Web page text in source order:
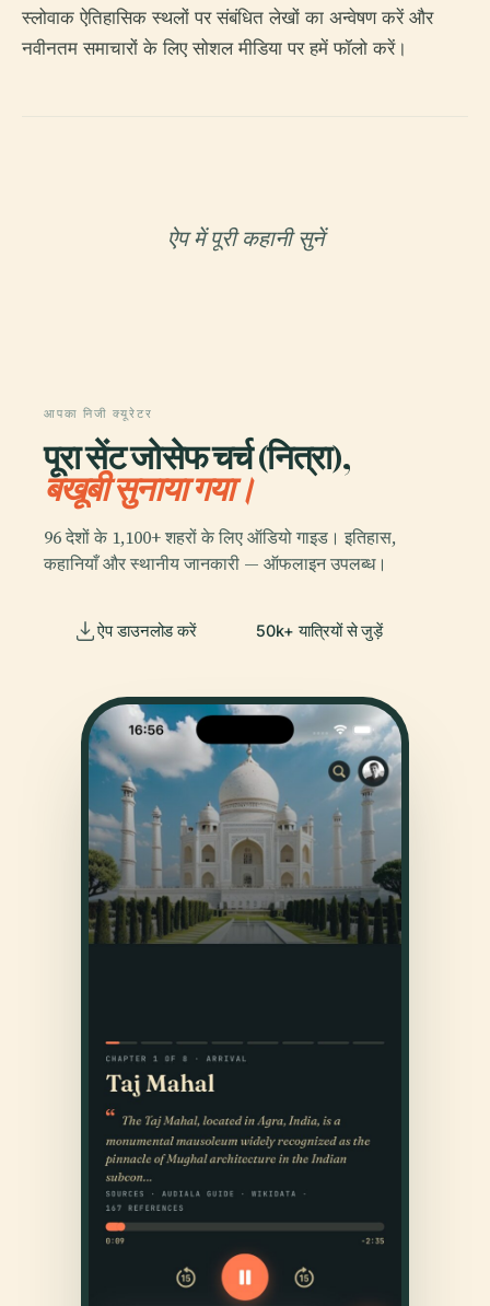
स्लोवाक ऐतिहासिक स्थलों पर संबंधित लेखों का अन्वेषण करें और
नवीनतम समाचारों के लिए सोशल मीडिया पर हमें फॉलो करें।
ऐप में पूरी कहानी सुनें
आपका निजी क्यूरेटर
पूरा सेंट जोसेफ चर्च (नित्रा),
बखूबी सुनाया गया।
96 देशों के 1,100+ शहरों के लिए ऑडियो गाइड। इतिहास,
कहानियाँ और स्थानीय जानकारी — ऑफलाइन उपलब्ध।
ऐप डाउनलोड करें 50k+ यात्रियों से जुड़ें